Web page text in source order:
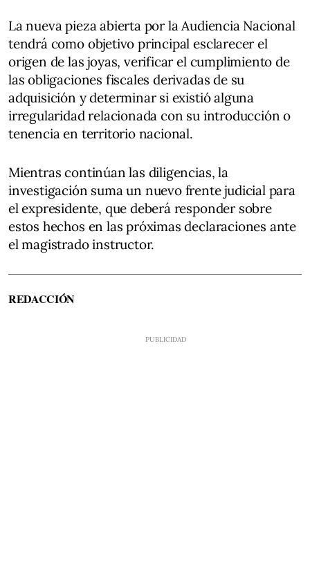
La nueva pieza abierta por la Audiencia Nacional
tendrá como objetivo principal esclarecer el
origen de las joyas, verificar el cumplimiento de
las obligaciones fiscales derivadas de su
adquisición y determinar si existió alguna
irregularidad relacionada con su introducción o
tenencia en territorio nacional.
Mientras continúan las diligencias, la
investigación suma un nuevo frente judicial para
el expresidente, que deberá responder sobre
estos hechos en las próximas declaraciones ante
el magistrado instructor.
REDACCIÓN